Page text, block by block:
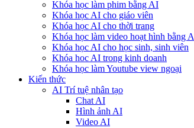
Khóa học làm phim bằng AI
Khóa học AI cho giáo viên
Khóa học AI cho thời trang
Khóa học làm video hoạt hình bằng
Khóa học AI cho học sinh, sinh viên
Khóa hoc AI trong kinh doanh
Khóa học làm Youtube view ngoại
Kiến thức
AI Trí tuệ nhân tạo
Chat AI
Hình ảnh AI
Video AI